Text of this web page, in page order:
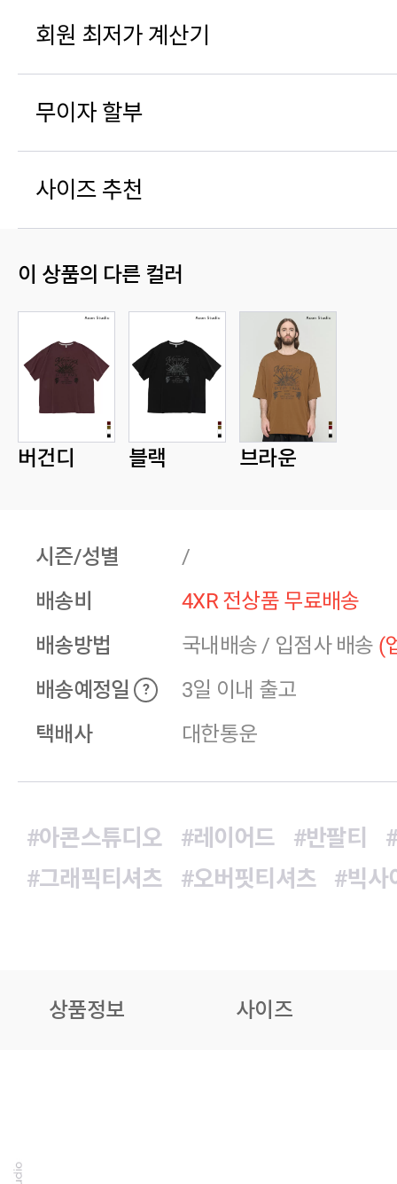
회원 최저가 계산기
무이자 할부
사이즈 추천
이 상품의 다른 컬러
버건디 블랙 브라운
시즌/성별
/
배송비
4XR 전상품 무료배송
배송방법
국내배송 / 입점사 배송 (
배송예정일
?
3일 이내 출고
택배사
대한통운
#아콘스튜디오 #레이어드 #반팔티
#그래픽티셔츠
#오버핏티셔츠 #빅사
상품정보 사이즈